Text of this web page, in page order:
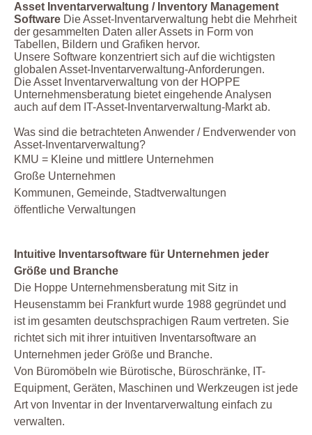
Asset Inventarverwaltung / Inventory Management
Software Die Asset-Inventarverwaltung hebt die Mehrheit
der gesammelten Daten aller Assets in Form von
Tabellen, Bildern und Grafiken hervor.
Unsere Software konzentriert sich auf die wichtigsten
globalen Asset-Inventarverwaltung-Anforderungen.
Die Asset Inventarverwaltung von der HOPPE
Unternehmensberatung bietet eingehende Analysen
auch auf dem IT-Asset-Inventarverwaltung-Markt ab.
Was sind die betrachteten Anwender / Endverwender von
Asset-Inventarverwaltung?
KMU = Kleine und mittlere Unternehmen
Große Unternehmen
Kommunen, Gemeinde, Stadtverwaltungen
öffentliche Verwaltungen
Intuitive Inventarsoftware für Unternehmen jeder
Größe und Branche
Die Hoppe Unternehmensberatung mit Sitz in
Heusenstamm bei Frankfurt wurde 1988 gegründet und
ist im gesamten deutschsprachigen Raum vertreten. Sie
richtet sich mit ihrer intuitiven Inventarsoftware an
Unternehmen jeder Größe und Branche.
Von Büromöbeln wie Bürotische, Büroschränke, IT-
Equipment, Geräten, Maschinen und Werkzeugen ist jede
Art von Inventar in der Inventarverwaltung einfach zu
verwalten.